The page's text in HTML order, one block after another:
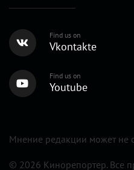
Find us on
Vkontakte
Find us on
Youtube
Мнение редакции может не
© 2026 Кинорепортер. Все